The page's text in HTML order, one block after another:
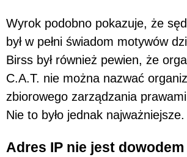
Wyrok podobno pokazuje, że
był w pełni świadom motywów
Birss był również pewien, że
C.A.T. nie można nazwać
zbiorowego zarządzania
Nie to było jednak najważniejsze.
Adres IP nie jest